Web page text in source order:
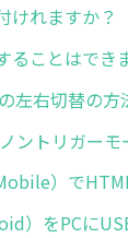
けれますか？
ることはでき
左右切替の方
ントリガー
）で
）をPCに